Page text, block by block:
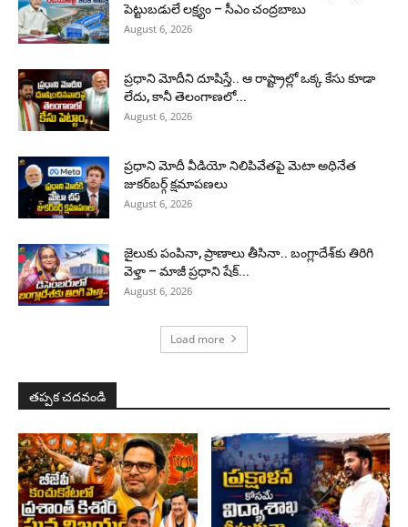
పెట్టుబడులే లక్ష్యం – సీఎం చంద్రబాబు
August 6, 2026
ప్రధాని మోదీని దూషిస్తే.. ఆ రాష్ట్రాల్లో ఒక్క కేసు కూడా
లేదు, కానీ తెలంగాణలో...
August 6, 2026
ప్రధాని మోదీ వీడియో నిలిపివేతపై మెటా అధినేత
జుకర్‌బర్గ్‌ క్షమాపణలు
August 6, 2026
జైలుకు పంపినా, ప్రాణాలు తీసినా.. బంగ్లాదేశ్‌కు తిరిగి
వెళ్తా – మాజీ ప్రధాని షేక్...
August 6, 2026
Load more
తప్పక చదవండి